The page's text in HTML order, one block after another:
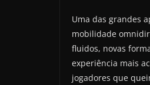
Uma das grandes
mobilidade
fluidos, novas
experiência mais
jogadores que